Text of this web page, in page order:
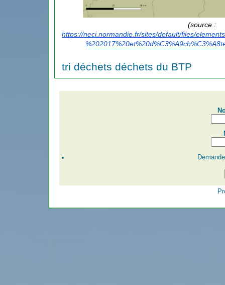
https://neci.normandie.fr/sites/default/files/
tri déchets déchets du BTP